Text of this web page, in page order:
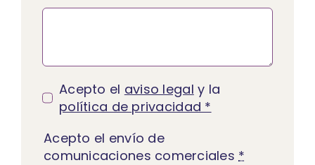
Acepto el aviso legal y la
política de privacidad *
Acepto el envío de
comunicaciones comerciales *